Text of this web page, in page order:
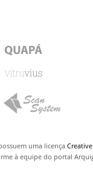
uma licença
à equipe do portal